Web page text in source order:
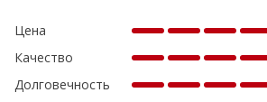
Цена
Качество
Долговечность